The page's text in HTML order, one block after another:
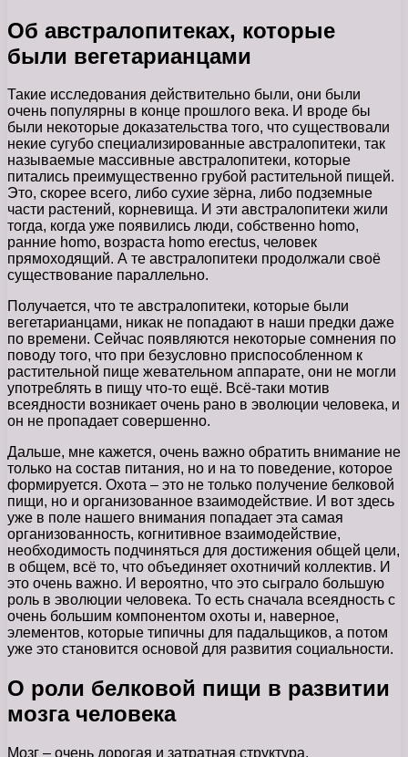
Об австралопитеках, которые
были вегетарианцами
Такие исследования действительно были, они были
очень популярны в конце прошлого века. И вроде бы
были некоторые доказательства того, что существовали
некие сугубо специализированные австралопитеки, так
называемые массивные австралопитеки, которые
питались преимущественно грубой растительной пищей.
Это, скорее всего, либо сухие зёрна, либо подземные
части растений, корневища. И эти австралопитеки жили
тогда, когда уже появились люди, собственно homo,
ранние homo, возраста homo erectus, человек
прямоходящий. А те австралопитеки продолжали своё
существование параллельно.
Получается, что те австралопитеки, которые были
вегетарианцами, никак не попадают в наши предки даже
по времени. Сейчас появляются некоторые сомнения по
поводу того, что при безусловно приспособленном к
растительной пище жевательном аппарате, они не могли
употреблять в пищу что-то ещё. Всё-таки мотив
всеядности возникает очень рано в эволюции человека, и
он не пропадает совершенно.
Дальше, мне кажется, очень важно обратить внимание не
только на состав питания, но и на то поведение, которое
формируется. Охота – это не только получение белковой
пищи, но и организованное взаимодействие. И вот здесь
уже в поле нашего внимания попадает эта самая
организованность, когнитивное взаимодействие,
необходимость подчиняться для достижения общей цели,
в общем, всё то, что объединяет охотничий коллектив. И
это очень важно. И вероятно, что это сыграло большую
роль в эволюции человека. То есть сначала всеядность с
очень большим компонентом охоты и, наверное,
элементов, которые типичны для падальщиков, а потом
уже это становится основой для развития социальности.
О роли белковой пищи в развитии
мозга человека
Мозг – очень дорогая и затратная структура.